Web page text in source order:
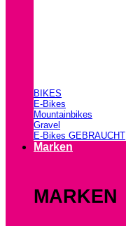
BIKES
E-Bikes
Mountainbikes
Gravel
E-Bikes GEBRAUCHT
Marken
MARKEN